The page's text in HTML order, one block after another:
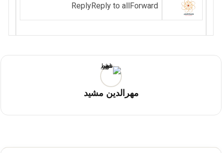
ReplyReply to allForward
مهرالدین مشید